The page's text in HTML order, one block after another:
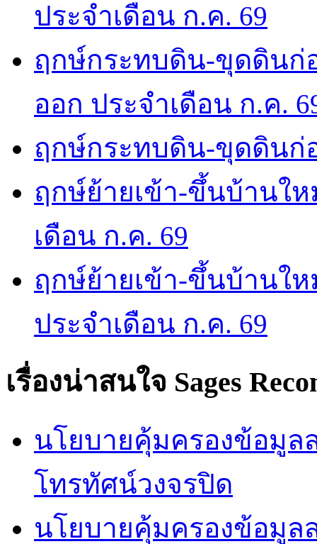
ประจำเดือน ก.ค. 69
ฤกษ์กระทบดิน-ขุดดินก่
ออก ประจำเดือน ก.ค.
ฤกษ์กระทบดิน-ขุดดินก่
ฤกษ์ย้ายเข้า-ขึ้นบ้านใ
เดือน ก.ค. 69
ฤกษ์ย้ายเข้า-ขึ้นบ้านใ
ประจำเดือน ก.ค. 69
เรื่องน่าสนใจ Sages
นโยบายคุ้มครองข้อมูล
โทรทัศน์วงจรปิด
นโยบายคุ้มครองข้อมูล